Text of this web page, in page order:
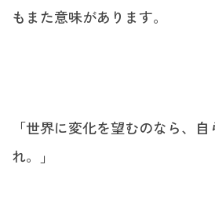
もまた意味があります。
「世界に変化を望むのなら、
れ。」